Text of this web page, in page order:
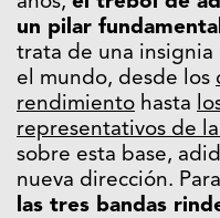
un pilar
trata de una
el mundo, desde los
rendimiento hasta
representativos de
sobre esta base,
nueva dirección.
las tres bandas